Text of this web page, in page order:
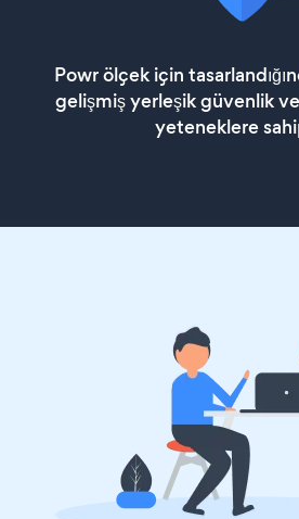
Powr ölçek için
gelişmiş yerleşik güvenlik
yeteneklere